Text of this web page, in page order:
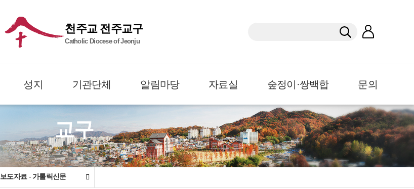
천주교 전주교구
Catholic Diocese of Jeonju
성지 기관단체 알림마당 자료실 숲정이·쌍백합 문의
교구
보도자료 - 가톨릭신문